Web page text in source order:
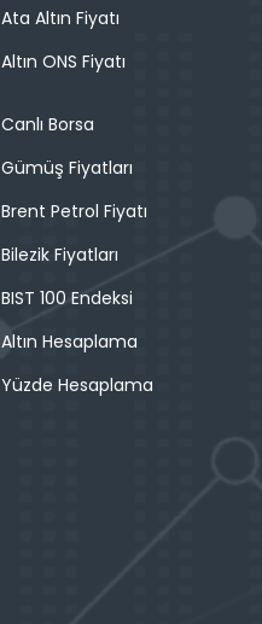
Ata Altın Fiyatı
Altın ONS Fiyatı
Canlı Borsa
Gümüş Fiyatları
Brent Petrol Fiyatı
Bilezik Fiyatları
BIST 100 Endeksi
Altın Hesaplama
Yüzde Hesaplama